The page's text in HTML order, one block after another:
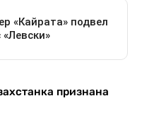
признана